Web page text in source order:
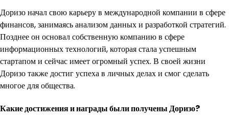
Доризо начал свою карьеру в международной компании в сфере
финансов, занимаясь анализом данных и разработкой стратегий.
Позднее он основал собственную компанию в сфере
информационных технологий, которая стала успешным
стартапом и сейчас имеет огромный успех. В своей жизни
Доризо также достиг успеха в личных делах и смог сделать
многое для общества.
Какие достижения и награды были получены Доризо?